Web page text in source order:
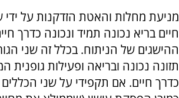
מניעת מחלות והאטת הזדקנות על
חיים בריא נכונה תמיד ונכונה כדרך
ההישגים של הניתוח. בכלל זה שני
תזונה נכונה ובריאה ופעילות גופנית
כדרך חיים. אם תקפידי על שני הכללים